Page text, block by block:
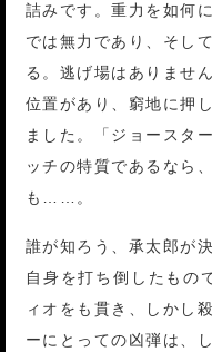
詰みです。重力を如何
では無力であり、そし
る。逃げ場はありませ
位置があり、窮地に押
ました。「ジョースタ
ッチの特質であるなら
も……。
誰が知ろう、承太郎が
自身を打ち倒したもの
ィオをも貫き、しかし
ーにとっての凶弾は、